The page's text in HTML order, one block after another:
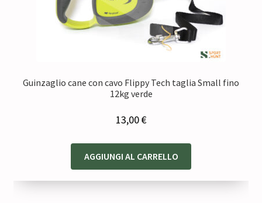
Guinzaglio cane con cavo Flippy Tech taglia Small fino
12kg verde
13,00€
AGGIUNGI AL CARRELLO